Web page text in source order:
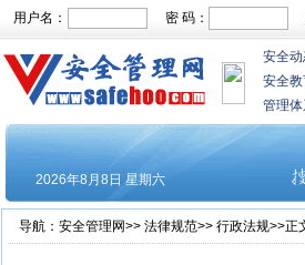
用户名： 密 码：
安全
安全
管理
导航： 安全管理网>> 法律规范>> 行政法规>>正